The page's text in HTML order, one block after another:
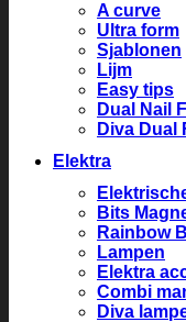
A curve
Ultra form
Sjablonen
Lijm
Easy tips
Dual Nail
Diva Dual
Elektra
Bits
Rainbow
Lampen
Elektra
Combi
Diva